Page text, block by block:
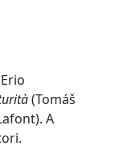
(Tomáš
A